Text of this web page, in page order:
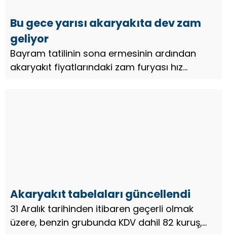
Bu gece yarısı akaryakıta dev zam
geliyor
Bayram tatilinin sona ermesinin ardından
akaryakıt fiyatlarındaki zam furyası hız
Akaryakıt tabelaları güncellendi
31 Aralık tarihinden itibaren geçerli olmak
üzere, benzin grubunda KDV dahil 82 kuruş,